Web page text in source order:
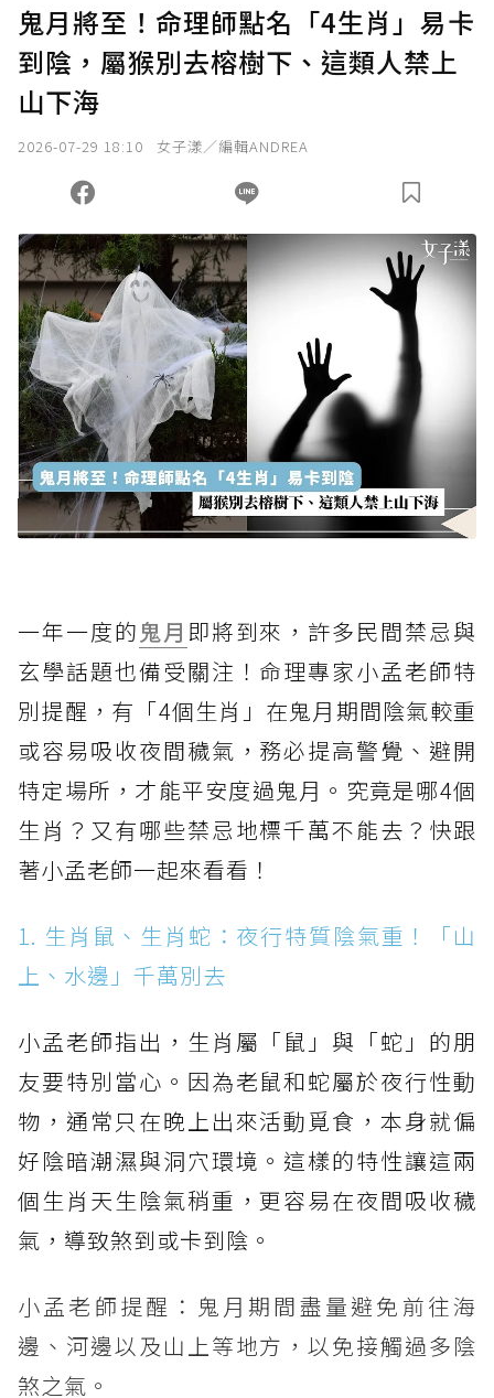
確認送出
您當前剩餘 U 利點數：0點；前往 購買點數
鬼月將至！命理師點名「4生肖」易卡
到陰，屬猴別去榕樹下、這類人禁上
山下海
2026-07-29 18:10 女子漾／編輯ANDREA
一年一度的鬼月 即將到來，許多民間禁忌與
玄學話題也備受關注！命理專家小孟老師特
別提醒，有「4個生肖」在鬼月期間陰氣較重
或容易吸收夜間穢氣，務必提高警覺、避開
特定場所，才能平安度過鬼月。究竟是哪4個
生肖？又有哪些禁忌地標千萬不能去？快跟
著小孟老師一起來看看！
1. 生肖鼠、生肖蛇：夜行特質陰氣重！「山
上、水邊」千萬別去
小孟老師指出，生肖屬「鼠」與「蛇」的朋
友要特別當心。因為老鼠和蛇屬於夜行性動
物，通常只在晚上出來活動覓食，本身就偏
好陰暗潮濕與洞穴環境。這樣的特性讓這兩
個生肖天生陰氣稍重，更容易在夜間吸收穢
氣，導致煞到或卡到陰。
小孟老師提醒：鬼月期間盡量避免前往海
邊、河邊以及山上等地方，以免接觸過多陰
煞之氣。